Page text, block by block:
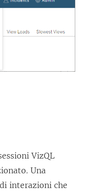
VizQL
Una
interazioni che